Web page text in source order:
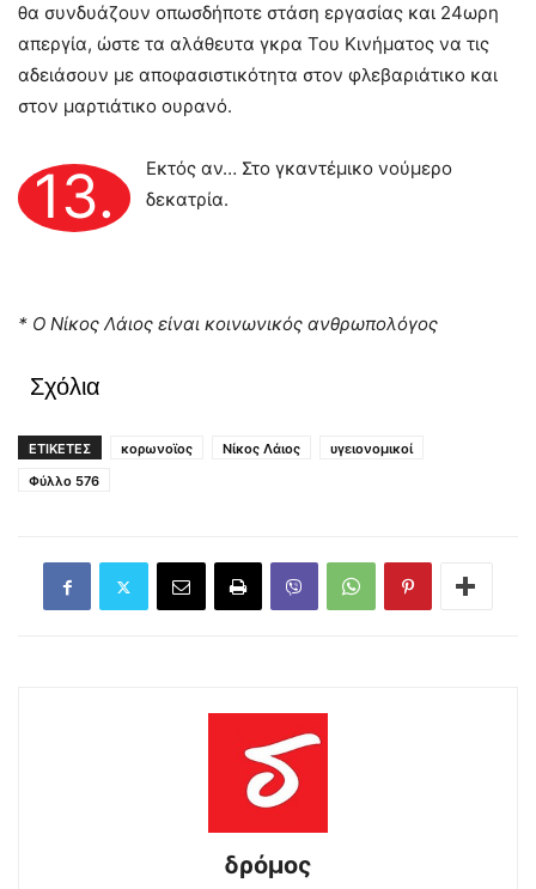
θα συνδυάζουν οπωσδήποτε στάση εργασίας και 24ωρη
απεργία, ώστε τα αλάθευτα γκρα Του Κινήματος να τις
αδειάσουν με αποφασιστικότητα στον φλεβαριάτικο και
στον μαρτιάτικο ουρανό.
13.
Εκτός αν… Στο γκαντέμικο νούμερο
δεκατρία.
* Ο Νίκος Λάιος είναι κοινωνικός ανθρωπολόγος
Σχόλια
ΕΤΙΚΕΤΕΣ κορωνοϊος Νίκος Λάιος
υγειονομικοί
Φύλλο 576
δρόμος